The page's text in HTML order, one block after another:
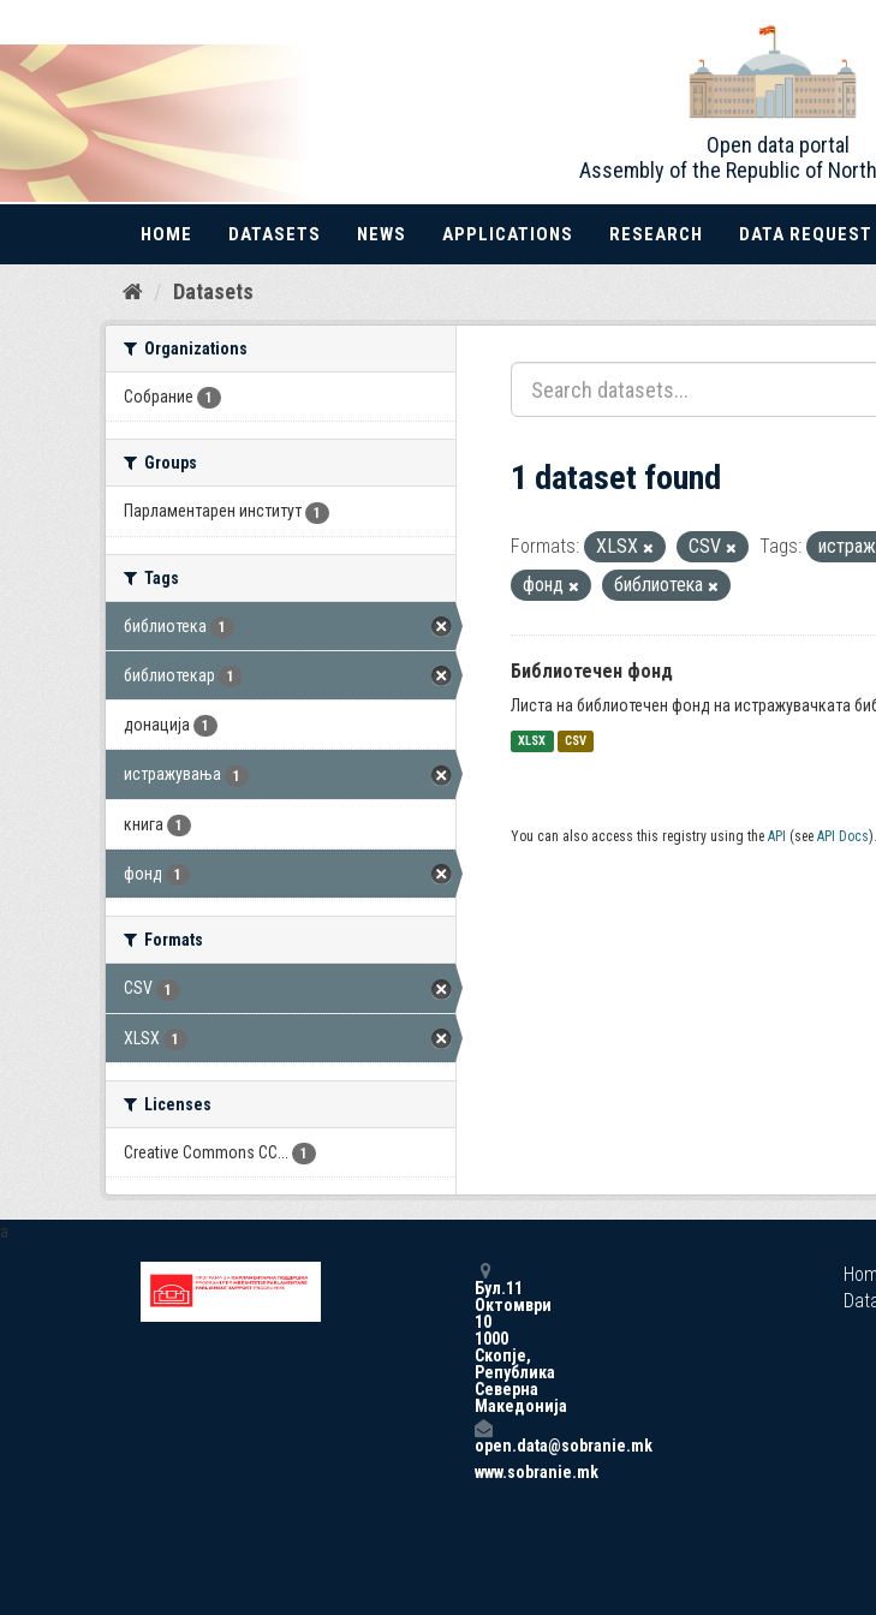
Skip
Open data portal
Assembly of the Republic of
HOME DATASETS NEWS APPLICATIONS RESEARCH DATA REQUEST
Datasets
Organizations
Собрание 1
Groups
Парламентарен институт 1
Tags
библиотека 1
библиотекар 1
донација 1
истражувања 1
книга 1
фонд 1
Formats
CSV 1
XLSX 1
Licenses
Creative Commons CC... 1
1 dataset found
Formats: XLSX CSV Tags:
фонд
библиотека
Библиотечен фонд
Листа на библиотечен фонд на истражувачката
XLSX CSV
You can also access this registry using the API (see API Docs).
a
Бул.11
Октомври
10
1000
Скопје,
Република
Северна
Македонија
open.data@sobranie.mk
www.sobranie.mk